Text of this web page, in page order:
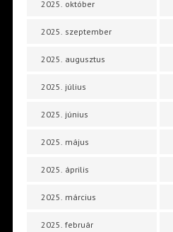
2025. október
2025. szeptember
2025. augusztus
2025. július
2025. június
2025. május
2025. április
2025. március
2025. február